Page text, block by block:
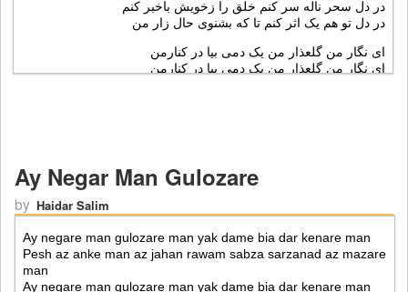
Ay Negar Man Gulozare
by Haidar Salim